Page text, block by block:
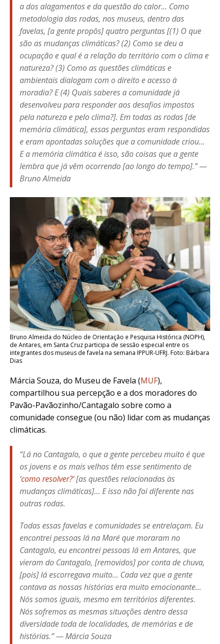
a dos alagamentos e da questão do calor… Como
metodologia das rodas, nos museus, dentro das
favelas, [a gente propôs] quatro perguntas [(1) O que
são as mudanças climáticas? (2) Como se deu a
ocupação e qual é a relação do território com o clima e
natureza? (3) Como as questões climáticas e
ambientais dialogam com o direito e acesso à
moradia? E (4) Quais saberes a comunidade já
desenvolveu para responder aos desafios impostos
pela natureza e pelo clima?]. Em todas as rodas [de
memória climática], essas perguntas eram respondidas
e eram apontadas soluções que a comunidade criou…
E a memória climática é isso, são coisas que a gente
lembra que já vêm ocorrendo [ao longo do tempo].” —
Bruno Almeida
Bruno Almeida do Núcleo de Orientação e Pesquisa Histórica (NOPH),
de Antares, em Santa Cruz participa de sessão especial entre os
integrantes dos museus de favela na semana IPPUR-UFRJ. Foto: Bárbara
Dias
Márcia Souza, do Museu de Favela (MUF),
compartilhou sua percepção e a dos moradores do
Pavão-Pavãozinho/Cantagalo sobre como a
comunidade consegue (ou não) lidar com as mudanças
climáticas.
“Lá no Cantagalo, o que a gente percebeu muito é que
os jovens e os mais velhos têm esse sentimento de
‘como resolver?‘ [as questões relacionadas às
mudanças climáticas]… E isso não foi diferente nas
outras rodas.
Todas essas favelas e comunidades se entrelaçam. Eu
encontrei pessoas lá na Maré que moraram no
Cantagalo, eu encontrei pessoas lá em Antares, que
vieram do Cantagalo, [removidos] por conta de chuva,
[pois] lá escorregava muito… Cada vez que a gente
contava as nossas histórias era muito emocionante…
Nós somos iguais, mesmo em territórios diferentes.
Nós sofremos as mesmas situações dentro dessa
diversidade toda de localidades, de memórias e de
histórias.” — Márcia Souza